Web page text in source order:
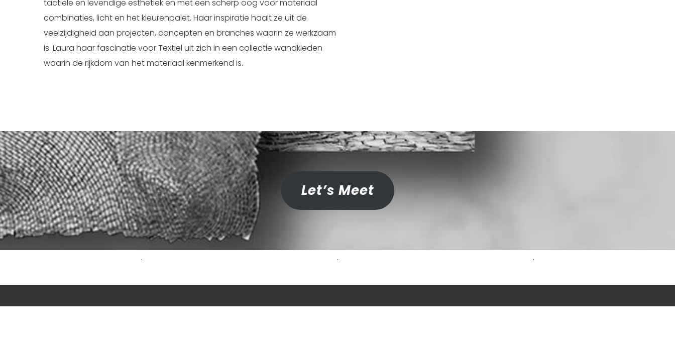
tactiele en levendige esthetiek en met een scherp oog voor materiaal
combinaties, licht en het kleurenpalet. Haar inspiratie haalt ze uit de
veelzijdigheid aan projecten, concepten en branches waarin ze werkzaam
is. Laura haar fascinatie voor Textiel uit zich in een collectie wandkleden
waarin de rijkdom van het materiaal kenmerkend is.
Let’s Meet
. . .